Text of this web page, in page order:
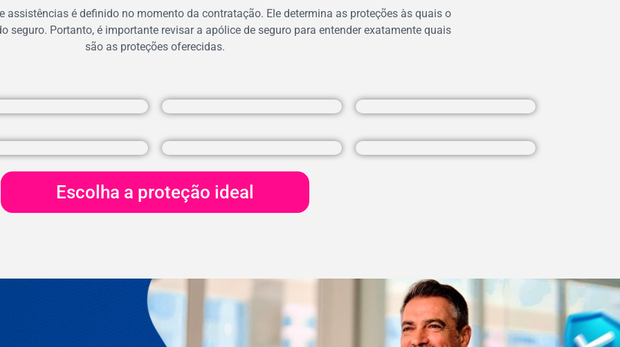
assistências é definido no momento da contratação. Ele determina as proteções às quais o
seguro. Portanto, é importante revisar a apólice de seguro para entender exatamente quais
são as proteções oferecidas.
Escolha a proteção ideal